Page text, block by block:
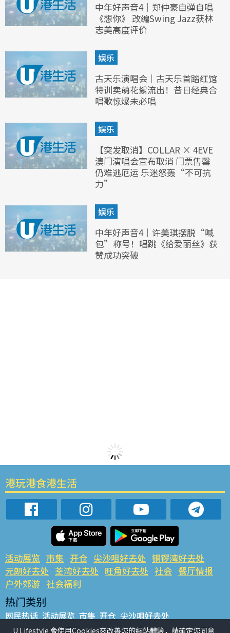
中年好声音4｜郑仲豪自弹自唱
《想你》 改编Swing Jazz获林
志美高度评价
娱乐
古天乐演唱会｜古天乐首踏红馆
特训卖萌花絮流出！昔日经典合
唱歌惊爆未必唱
娱乐
【突发取消】COLLAR × 4EVE
澳门演唱会宣布取消 门票售罄
仍难逃厄运 乐迷怒轰“不可抗
力”
娱乐
中年好声音4｜许美琪摆脱“喊
包”称号！唱跳《给爱丽丝》获
赞成功突破
港玩港食港生活
活动展览 市集 开仓 尖沙咀好去处 铜锣湾好去处
元朗好去处 荃湾好去处 旺角好去处 社会 餐厅情报
户外郊游 社会福利
热门类别
网民热话 活动展览 市集 开仓 尖沙咀好去处
铜锣湾好去处 元朗好去处 荃湾好去处 旺角好去处 社会
U Lifestyle 會使用Cookies來改善您的網站體驗，請確定您同意